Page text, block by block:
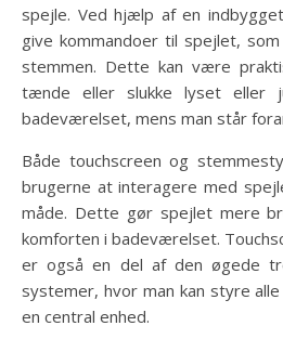
spejle. Ved hjælp af en
give kommandoer til spejlet,
stemmen. Dette kan være
tænde eller slukke lyset eller
badeværelset, mens man står
Både touchscreen og
brugerne at interagere med
måde. Dette gør spejlet mere
komforten i badeværelset.
er også en del af den øgede
systemer, hvor man kan styre
en central enhed.